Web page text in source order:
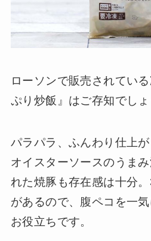
ローソンで販売されてい
ぷり炒飯』はご存知でしょ
パラパラ、ふんわり仕上が
オイスターソースのうま
れた焼豚も存在感は十分
があるので、腹ペコを一
お役立ちです。